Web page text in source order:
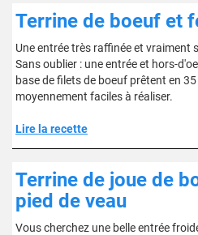
Terrine de boeuf et
Une entrée très raffinée et vraiment
Sans oublier : une entrée et hors-
base de filets de boeuf prêtent en
moyennement faciles à réaliser.
Lire la recette
Terrine de joue de
pied de veau
Vous cherchez une belle entrée